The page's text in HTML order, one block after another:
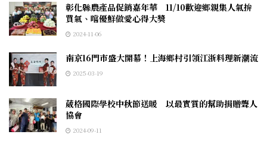
彰化縣農產品促銷嘉年華 11/10歡迎鄉親集人氣拚
買氣、嚐優鮮做愛心得大獎
2024-11-06
南京16門市盛大開幕！上海鄉村引領江浙料理新潮流
2025-03-19
葳格國際學校中秋節送暖 以最實質的幫助捐贈聾人
協會
2024-09-11